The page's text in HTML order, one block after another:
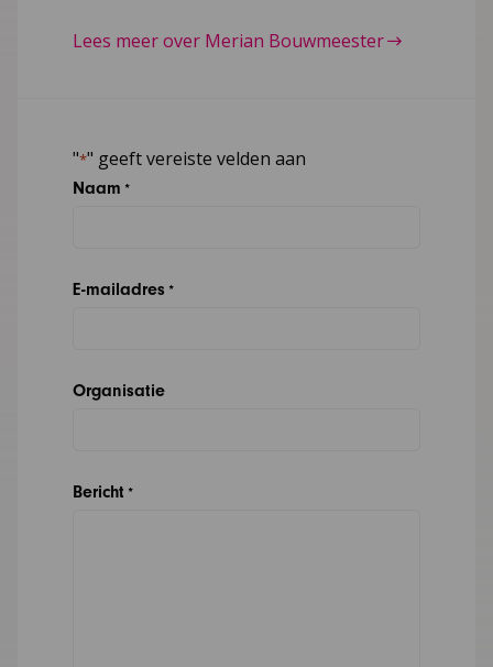
Lees meer over Merian Bouwmeester
"*" geeft vereiste velden aan
Naam *
E-mailadres *
Organisatie
Bericht *